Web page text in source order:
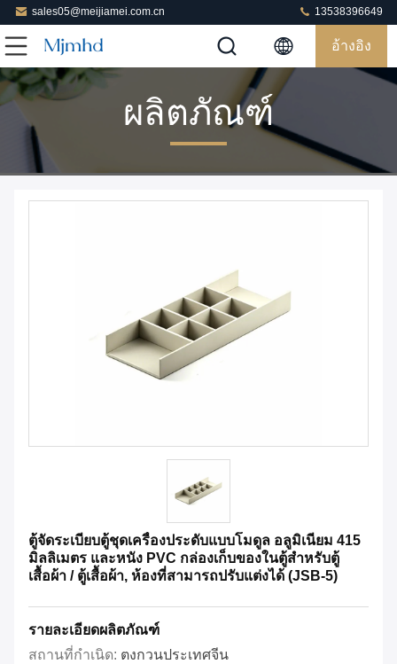
sales05@meijiamei.com.cn 13538396649
อ้างอิง
ผลิตภัณฑ์
ตู้จัดระเบียบตู้ชุดเครื่องประดับแบบโมดูล อลูมิเนียม 415
มิลลิเมตร และหนัง PVC กล่องเก็บของในตู้สําหรับตู้
เสื้อผ้า / ตู้เสื้อผ้า, ห้องที่สามารถปรับแต่งได้ (JSB-5)
รายละเอียดผลิตภัณฑ์
สถานที่กำเนิด: ตงกวนประเทศจีน